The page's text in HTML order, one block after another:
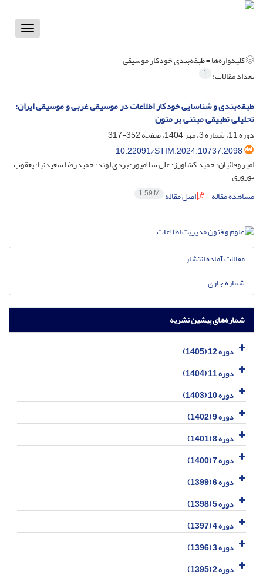
Toggle
کلیدواژه‌ها =طبقه‌بندی خودکار موسیقی
تعداد مقالات: 1
طبقه‌بندی و شناسایی خودکار اطلاعات در موسیقی غربی و موسیقی ایران:
تحلیلی تطبیقی مبتنی بر متون
دوره 11، شماره 3، مهر 1404، صفحه
352-317
10.22091/STIM.2024.10737.2098
امیر وفائیان؛ حمید کشاورز؛ علی سلامپور؛ بردی لوند؛ حمیدرضا سعیدنیا؛ یعقوب
نوروزی
مشاهده مقاله
اصل مقاله 1.59 M
مقالات آماده انتشار
شماره جاری
شماره‌های پیشین نشریه
دوره 12 (1405)
دوره 11 (1404)
دوره 10 (1403)
دوره 9 (1402)
دوره 8 (1401)
دوره 7 (1400)
دوره 6 (1399)
دوره 5 (1398)
دوره 4 (1397)
دوره 3 (1396)
دوره 2 (1395)